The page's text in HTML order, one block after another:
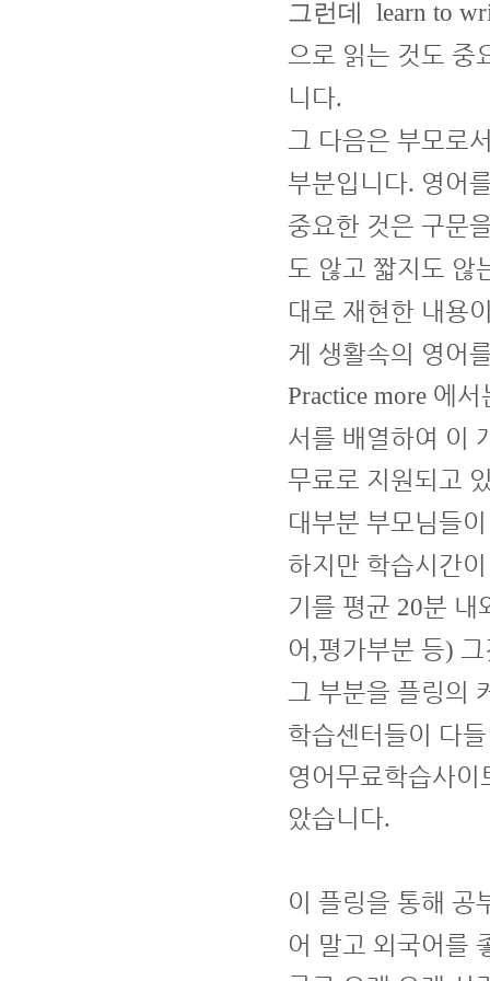
그런데 learn to
으로 읽는 것도 중
니다.
그 다음은 부모로
부분입니다. 영어
중요한 것은 구문
도 않고 짧지도 않
대로 재현한 내용
게 생활속의 영어
Practice more 에서
서를 배열하여 이
무료로 지원되고
대부분 부모님들
하지만 학습시간
기를 평균 20분 내
어 ,평가부분 등)
그 부분을 플링의
학습센터들이 다
영어무료학습사
았습니다.
이 플링을 통해 공
어 말고 외국어를